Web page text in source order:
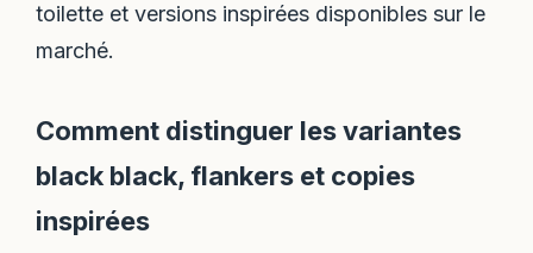
toilette et versions inspirées disponibles sur le
marché.
Comment distinguer les variantes
black black, flankers et copies
inspirées